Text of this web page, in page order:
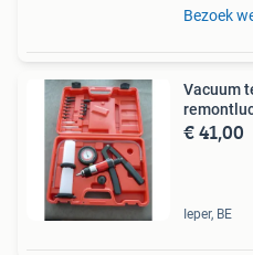
Bezoek
Vacuum
€ 41,00
Ieper, BE